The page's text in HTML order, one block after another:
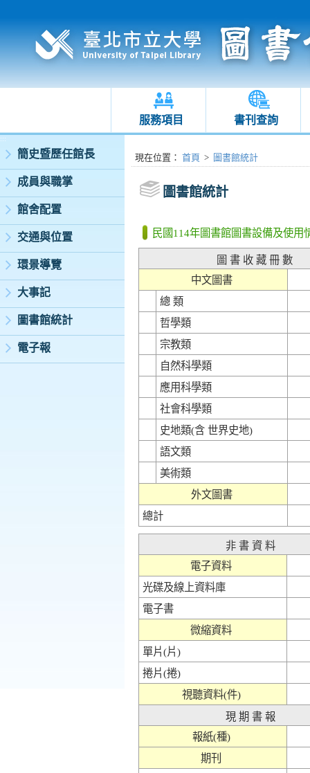
服務項目 書刊查詢
:::
簡史暨歷任館長
成員與職掌
館舍配置
交通與位置
環景導覽
大事記
圖書館統計
電子報
:::現在位置 ： 首頁 > 圖書館統計
圖書館統計
民國114年圖書館圖書設備及使用
圖 書 收 藏 冊 數
中文圖書
總 類
哲學類
宗教類
自然科學類
應用科學類
社會科學類
史地類(含 世界史地)
語文類
美術類
外文圖書
總計
非 書 資 料
電子資料
光碟及線上資料庫
電子書
微縮資料
單片(片)
捲片(捲)
視聽資料(件)
現 期 書 報
報紙(種)
期刊